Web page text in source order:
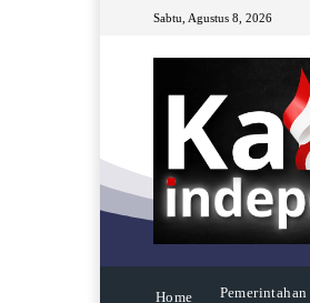
Sabtu, Agustus 8, 2026
Home Pemerintahan